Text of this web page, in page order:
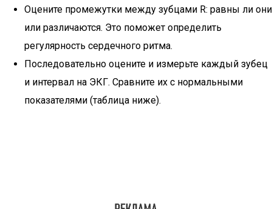
Оцените промежутки между зубцами R: равны ли они
или различаются. Это поможет определить
регулярность сердечного ритма.
Последовательно оцените и измерьте каждый зубец
и интервал на ЭКГ. Сравните их с нормальными
показателями (таблица ниже).